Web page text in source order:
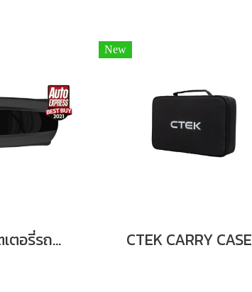
เครื่องชาร์จแบตเตอรี่รถยนต์ CTEK CS ONE (Gen 2) WiFi
New
CTEK CARRY CASE